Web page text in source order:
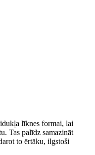
līknes formai, lai
Tas palīdz samazināt
to ērtāku, ilgstoši